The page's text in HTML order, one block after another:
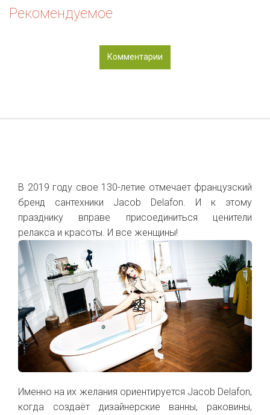
Рекомендуемое
Комментарии
В 2019 году свое 130-летие отмечает французский
бренд сантехники Jacob Delafon. И к этому
празднику вправе присоединиться ценители
релакса и красоты. И все женщины!
Именно на их желания ориентируется Jacob Delafon,
когда создаёт дизайнерские ванны, раковины,